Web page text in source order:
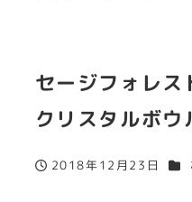
セージフォレ
クリスタルボ
投稿日
2018年12月23日 カ